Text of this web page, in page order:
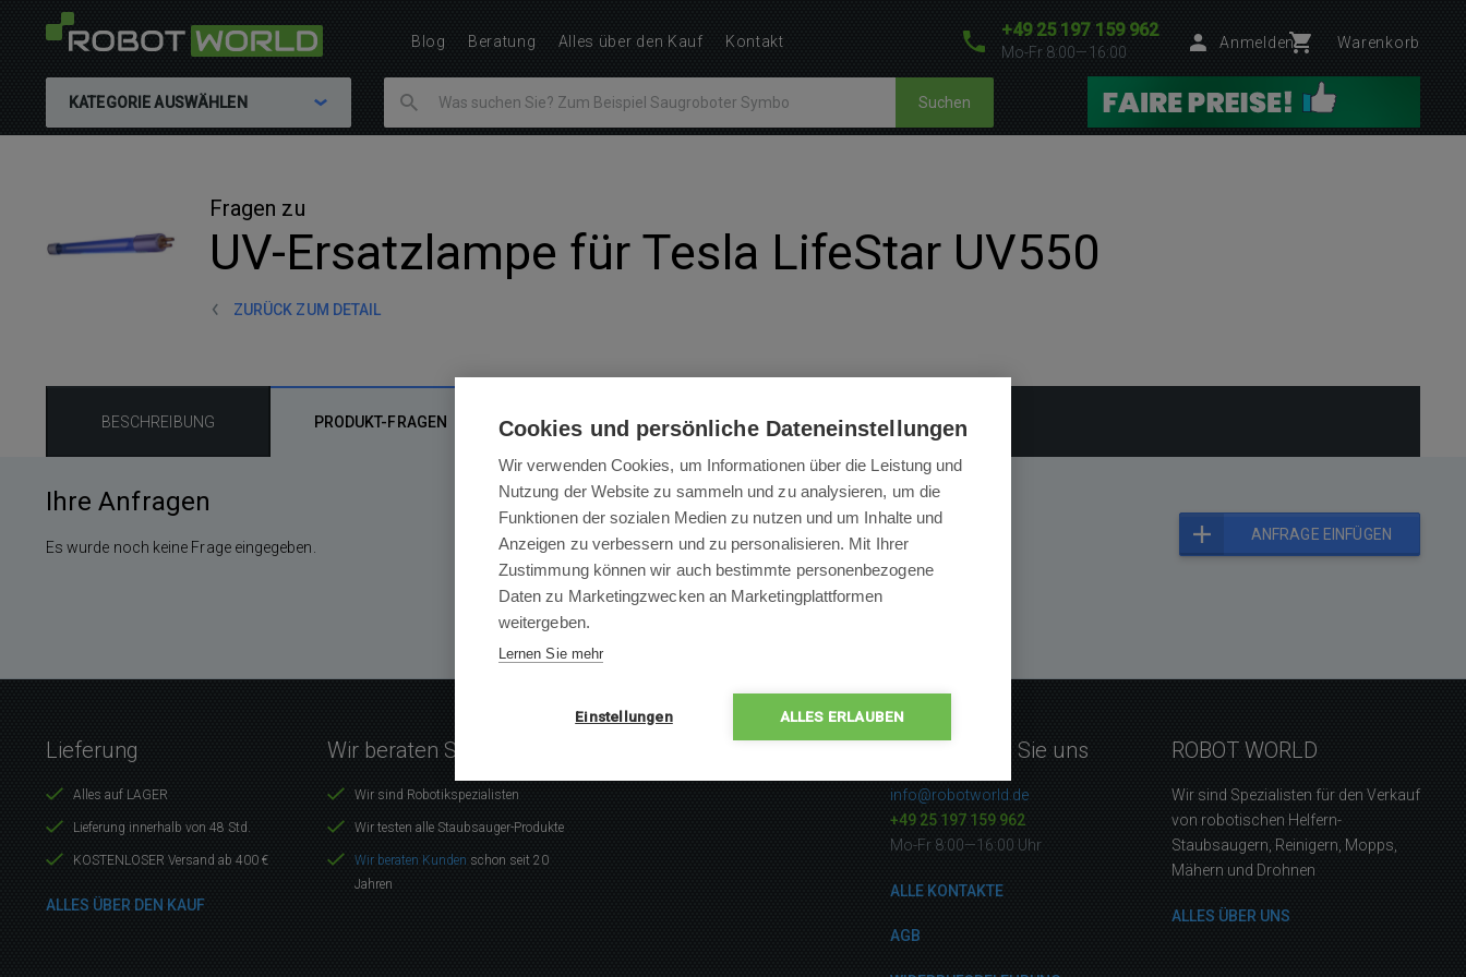
+49 25 197 159 962
Mo-Fr 8:00—16:00
Anmelden Warenkorb
KATEGORIE AUSWÄHLEN Suchen
Fragen zu
UV-Ersatzlampe für Tesla LifeStar UV550
ZURÜCK ZUM DETAIL
BESCHREIBUNG PRODUKT-FRAGEN BEWERTUNGEN BEDIENUNGSANLEITUNGEN
Ihre Anfragen
ANFRAGE EINFÜGEN
Es wurde noch keine Frage eingegeben.
ANFRAGE EINFÜGEN
Blog Beratung Alles über den Kauf Kontakt
Lieferung
Alles auf LAGER
Lieferung innerhalb von 48 Std.
KOSTENLOSER Versand ab 400 €
ALLES ÜBER DEN KAUF
Wir beraten Sie gerne
Wir sind Robotikspezialisten
Wir testen alle Staubsauger-Produkte
Wir beraten Kunden schon seit 20
Jahren
Kontaktieren Sie uns
info@robotworld.de
+49 25 197 159 962
Mo-Fr 8:00—16:00 Uhr
ALLE KONTAKTE
AGB
ROBOT WORLD
Wir sind Spezialisten für den Verkauf
von robotischen Helfern-
Staubsaugern, Reinigern, Mopps,
Mähern und Drohnen
ALLES ÜBER UNS
Cookies und persönliche Dateneinstellungen
Wir verwenden Cookies, um Informationen über die Leistung und
Nutzung der Website zu sammeln und zu analysieren, um die
Funktionen der sozialen Medien zu nutzen und um Inhalte und
Anzeigen zu verbessern und zu personalisieren. Mit Ihrer
Zustimmung können wir auch bestimmte personenbezogene
Daten zu Marketingzwecken an Marketingplattformen
weitergeben.
Lernen Sie mehr
Einstellungen ALLES ERLAUBEN